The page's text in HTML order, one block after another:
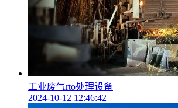
工业废气rto处理设备
2024-10-12 12:46:42